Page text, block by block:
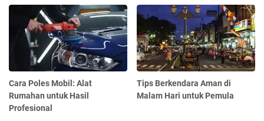
Cara Poles Mobil: Alat
Rumahan untuk Hasil
Profesional
Tips Berkendara Aman di
Malam Hari untuk Pemula